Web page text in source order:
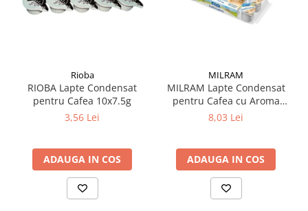
Rioba
RIOBA Lapte Condensat
pentru Cafea 10x7.5g
3,56 Lei
ADAUGA IN COS
MILRAM
MILRAM Lapte Condensat
pentru Cafea cu Aroma
Irish Cream 10x14g
8,03 Lei
ADAUGA IN COS